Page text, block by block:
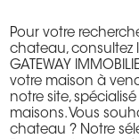
Pour votre
chateau, consultez
GATEWAY
votre maison à
notre site,
maisons. Vous
chateau ? Notre